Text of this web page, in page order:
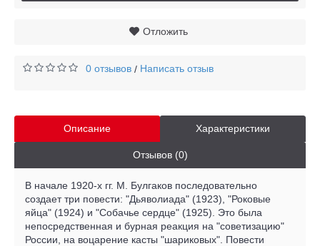
Отложить
0 отзывов / Написать отзыв
Описание Характеристики
Отзывов (0)
В начале 1920-х гг. М. Булгаков последовательно
создает три повести: "Дьяволиада" (1923), "Роковые
яйца" (1924) и "Собачье сердце" (1925). Это была
непосредственная и бурная реакция на "советизацию"
России, на воцарение касты "шариковых". Повести